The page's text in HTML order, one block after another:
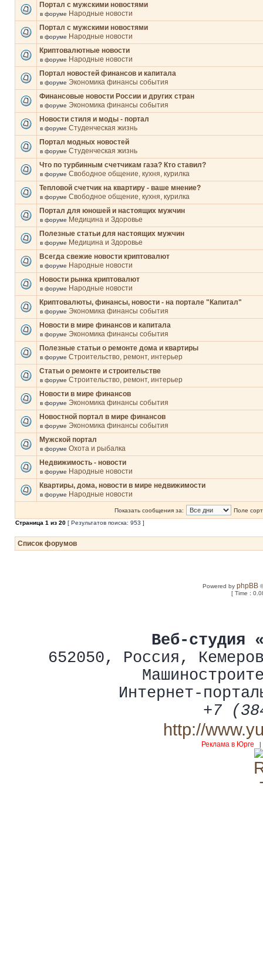
Портал с мужскими новостями
в форуме Народные новости
Портал с мужскими новостями
в форуме Народные новости
Криптовалютные новости
в форуме Народные новости
Портал новостей финансов и капитала
в форуме Экономика финансы события
Финансовые новости России и других стран
в форуме Экономика финансы события
Новости стиля и моды - портал
в форуме Студенческая жизнь
Портал модных новостей
в форуме Студенческая жизнь
Что по турбинным счетчикам газа? Кто ставил?
в форуме Свободное общение, кухня, курилка
Тепловой счетчик на квартиру - ваше мнение?
в форуме Свободное общение, кухня, курилка
Портал для юношей и настоящих мужчин
в форуме Медицина и Здоровье
Полезные статьи для настоящих мужчин
в форуме Медицина и Здоровье
Всегда свежие новости криптовалют
в форуме Народные новости
Новости рынка криптовалют
в форуме Народные новости
Криптовалюты, финансы, новости - на портале "Капитал"
в форуме Экономика финансы события
Новости в мире финансов и капитала
в форуме Экономика финансы события
Полезные статьи о ремонте дома и квартиры
в форуме Строительство, ремонт, интерьер
Статьи о ремонте и строительстве
в форуме Строительство, ремонт, интерьер
Новости в мире финансов
в форуме Экономика финансы события
Новостной портал в мире финансов
в форуме Экономика финансы события
Мужской портал
в форуме Охота и рыбалка
Недвижимость - новости
в форуме Народные новости
Квартиры, дома, новости в мире недвижимости
в форуме Народные новости
Показать сообщения за:
Поле
Страница 1 из 20 [ Результатов поиска: 953 ]
Список форумов
Powered byphpBB
[ Time :
Веб-студия
652050, Россия ,
Интернет-
+7
http://
Реклама в Юрге